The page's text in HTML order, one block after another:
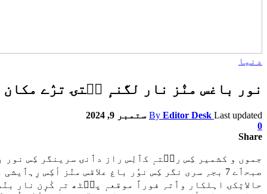
دنیا
نور باغس منٛز نار لگنہٕ سۭتۍ ترٛے مکان
By Editor Desk Last updated
ستمبر 9, 2024
0
Share
جموں و کشمیر کِس رٮ۪تہٕ کٲلِس راز دٲنۍ سرینگر کِس نور
صبحٲے 7 بجہِ سری نگر کِس نوٗر باغ علاقس منٛز
حالاتٕکۍ اہلکار وٲتہِ فوراً موقعہٕ پٮ۪ٹھ تہٕ کٔرٕن نار